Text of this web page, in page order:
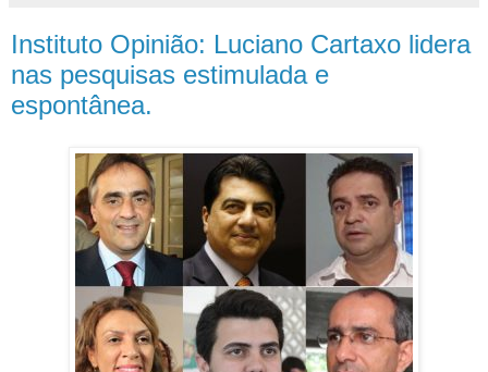
Instituto Opinião: Luciano Cartaxo lidera
nas pesquisas estimulada e
espontânea.